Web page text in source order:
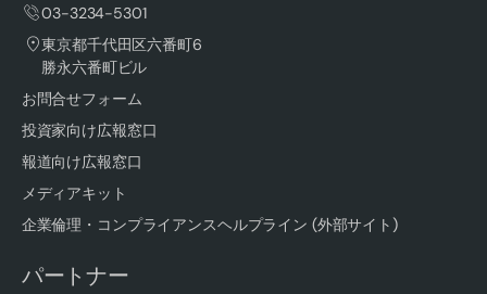
03-3234-5301
東京都千代田区六番町6
勝永六番町ビル
お問合せフォーム
投資家向け広報窓口
報道向け広報窓口
メディアキット
企業倫理・コンプライアンスヘルプライン (外部サイト)
パートナー